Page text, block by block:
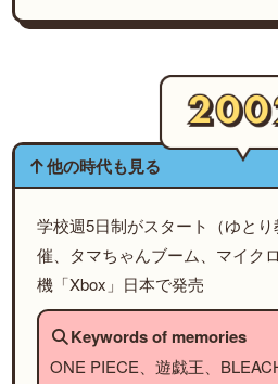
他の時代も見る
学校週5日制がスタート（ゆと
催、タマちゃんブーム、マイク
機「Xbox」日本で発売
Keywords of memories
ONE PIECE、遊戯王、